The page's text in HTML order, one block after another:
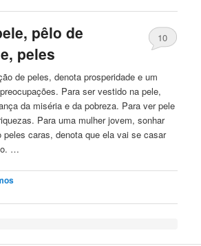
pêlo de
peles
10
de peles, denota prosperidade e um
Para ser vestido na pele,
da miséria e da pobreza. Para ver pele
Para uma mulher jovem, sonhar
caras, denota que ela vai se casar
…